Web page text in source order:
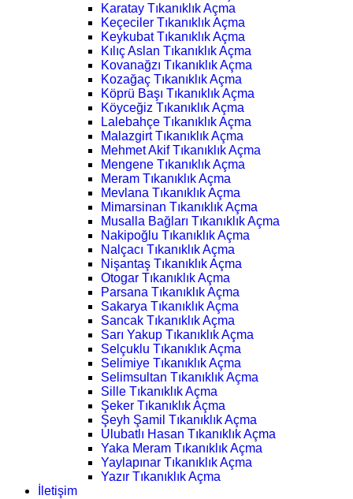
Karatay Tıkanıklık Açma
Keçeciler Tıkanıklık Açma
Keykubat Tıkanıklık Açma
Kılıç Aslan Tıkanıklık Açma
Kovanağzı Tıkanıklık Açma
Kozağaç Tıkanıklık Açma
Köprü Başı Tıkanıklık Açma
Köyceğiz Tıkanıklık Açma
Lalebahçe Tıkanıklık Açma
Malazgirt Tıkanıklık Açma
Mehmet Akif Tıkanıklık Açma
Mengene Tıkanıklık Açma
Meram Tıkanıklık Açma
Mevlana Tıkanıklık Açma
Mimarsinan Tıkanıklık Açma
Musalla Bağları Tıkanıklık Açma
Nakipoğlu Tıkanıklık Açma
Nalçacı Tıkanıklık Açma
Nişantaş Tıkanıklık Açma
Otogar Tıkanıklık Açma
Parsana Tıkanıklık Açma
Sakarya Tıkanıklık Açma
Sancak Tıkanıklık Açma
Sarı Yakup Tıkanıklık Açma
Selçuklu Tıkanıklık Açma
Selimiye Tıkanıklık Açma
Selimsultan Tıkanıklık Açma
Sille Tıkanıklık Açma
Şeker Tıkanıklık Açma
Şeyh Şamil Tıkanıklık Açma
Ulubatlı Hasan Tıkanıklık Açma
Yaka Meram Tıkanıklık Açma
Yaylapınar Tıkanıklık Açma
Yazır Tıkanıklık Açma
İletişim